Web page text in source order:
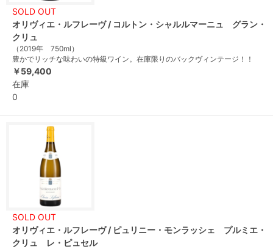
SOLD OUT
オリヴィエ・ルフレーヴ / コルトン・シャルルマーニュ グラン・
クリュ
（2019年 750ml）
豊かでリッチな味わいの特級ワイン。在庫限りのバックヴィンテージ！！
￥59,400
在庫
0
SOLD OUT
オリヴィエ・ルフレーヴ / ピュリニー・モンラッシェ プルミエ・
クリュ レ・ピュセル